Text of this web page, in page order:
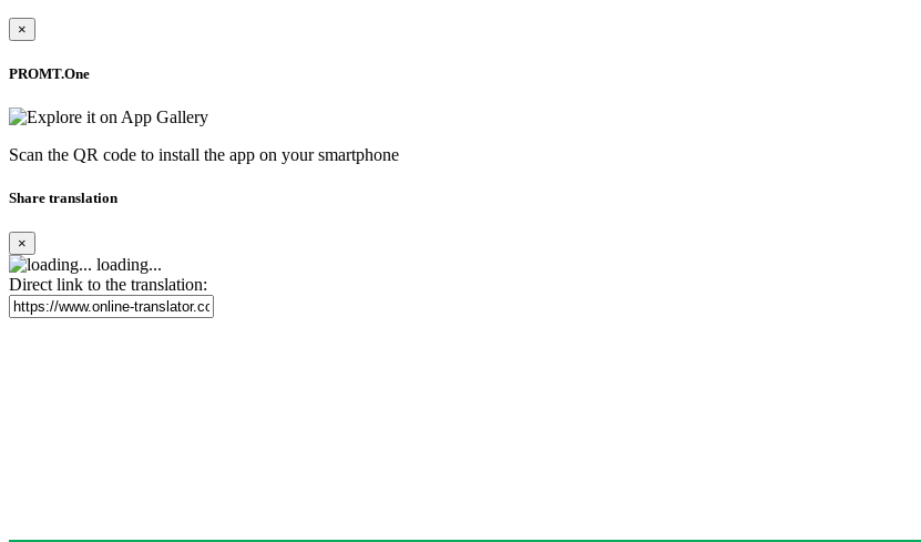
×
PROMT.One
Scan the QR code to install the app on your smartphone
Share translation
×
loading...
Direct link to the translation: